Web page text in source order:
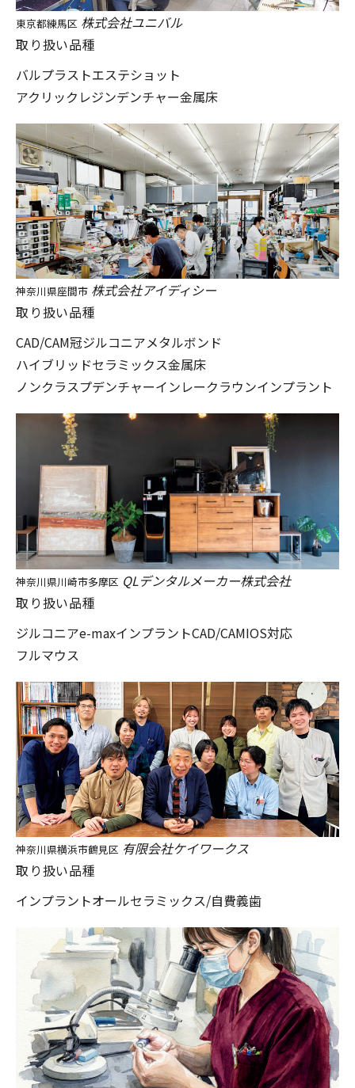
東京都練馬区 株式会社ユニバル
取り扱い品種
バルプラストエステショット
アクリックレジンデンチャー金属床
神奈川県座間市 株式会社アイディシー
取り扱い品種
CAD/CAM冠ジルコニアメタルボンド
ハイブリッドセラミックス金属床
ノンクラスプデンチャーインレークラウンインプラント
神奈川県川崎市多摩区 QLデンタルメーカー株式会社
取り扱い品種
ジルコニアe-maxインプラントCAD/CAMIOS対応
フルマウス
神奈川県横浜市鶴見区 有限会社ケイワークス
取り扱い品種
インプラントオールセラミックス/自費義歯